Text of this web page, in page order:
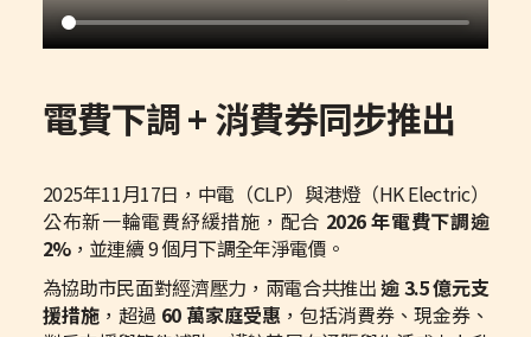
電費下調 + 消費券同步推出
2025年11月17日，中電（CLP）與港燈（HK Electric）
公布新一輪電費紓緩措施，配合 2026 年電費下調逾
2%，並連續 9 個月下調全年淨電價。
為協助市民面對經濟壓力，兩電合共推出逾 3.5 億元支
援措施，超過 60 萬家庭受惠，包括消費券、現金券、